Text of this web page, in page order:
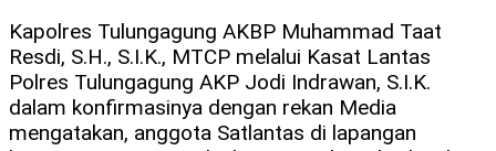
Kapolres Tulungagung AKBP Muhammad Taat
Resdi, S.H., S.I.K., MTCP melalui Kasat Lantas
Polres Tulungagung AKP Jodi Indrawan, S.I.K.
dalam konfirmasinya dengan rekan Media
mengatakan, anggota Satlantas di lapangan